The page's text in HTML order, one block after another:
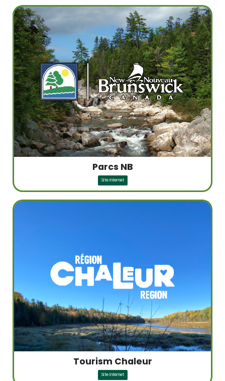
Parcs NB
Site Internet
Tourism Chaleur
Site Internet